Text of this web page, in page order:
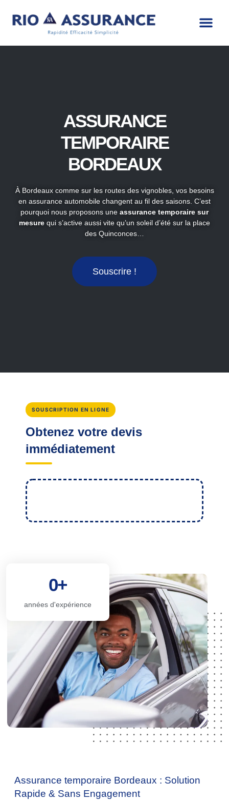
ASSURANCE
TEMPORAIRE
BORDEAUX
À Bordeaux comme sur les routes des vignobles, vos besoins
en assurance automobile changent au fil des saisons. C’est
pourquoi nous proposons une assurance temporaire sur
mesure qui s’active aussi vite qu’un soleil d’été sur la place
des Quinconces…
Souscrire !
SOUSCRIPTION EN LIGNE
Obtenez votre devis
immédiatement
années d'expérience
0+
Assurance temporaire Bordeaux : Solution
Rapide & Sans Engagement